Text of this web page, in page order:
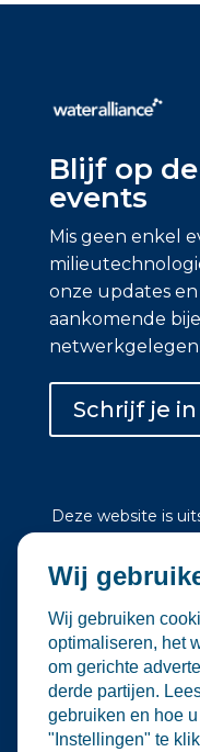
Blijf op
events
Mis geen enkel
onze updates
aankomende
Schrijf je in
Deze website is
Water Alliance
de aandacht te
omgaan
evenementen,
de
Wij
Wij gebruiken
optimaliseren, het
om gerichte
derde partijen.
gebruiken en hoe
"Instellingen" te